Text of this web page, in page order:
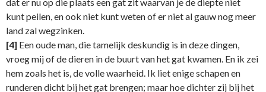
kunt peilen, en ook niet kunt weten of er niet al gauw nog meer
land zal wegzinken.
[4] Een oude man, die tamelijk deskundig is in deze dingen,
vroeg mij of de dieren in de buurt van het gat kwamen. En ik zei
hem zoals het is, de volle waarheid. Ik liet enige schapen en
runderen dicht bij het gat brengen; maar hoe dichter zij bij het